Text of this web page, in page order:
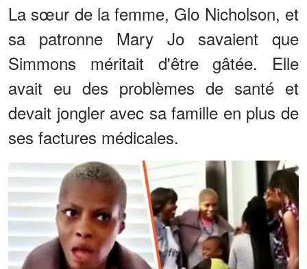
La sœur de la femme, Glo Nicholson, et
sa patronne Mary Jo savaient que
Simmons méritait d'être gâtée. Elle
avait eu des problèmes de santé et
devait jongler avec sa famille en plus de
ses factures médicales.